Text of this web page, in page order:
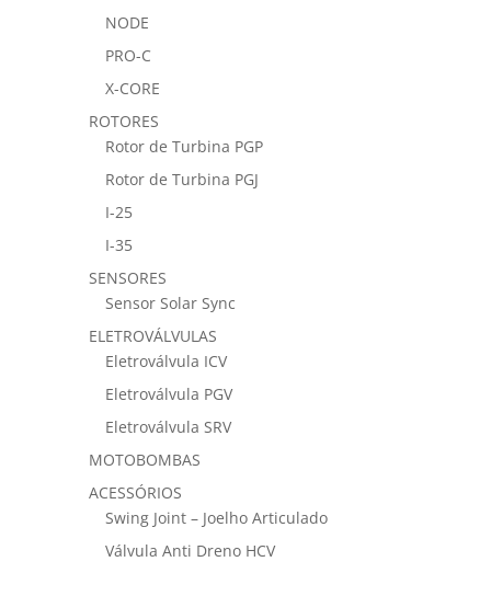
NODE
PRO-C
X-CORE
ROTORES
Rotor de Turbina PGP
Rotor de Turbina PGJ
I-25
I-35
SENSORES
Sensor Solar Sync
ELETROVÁLVULAS
Eletroválvula ICV
Eletroválvula PGV
Eletroválvula SRV
MOTOBOMBAS
ACESSÓRIOS
Swing Joint – Joelho Articulado
Válvula Anti Dreno HCV